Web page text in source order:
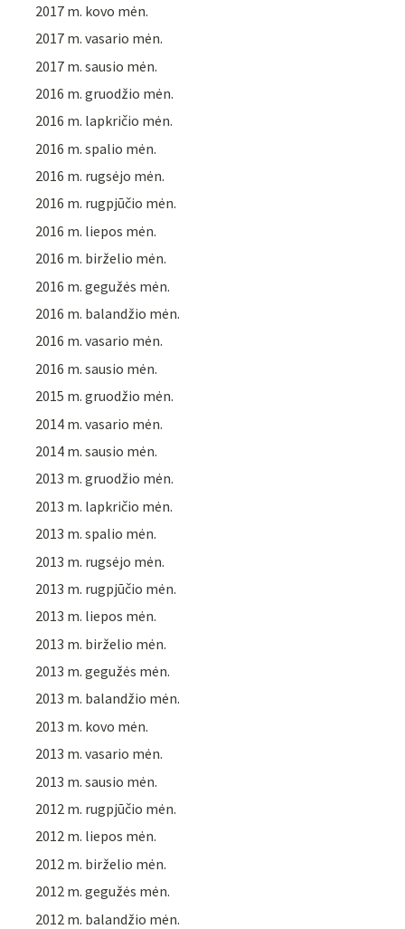
2017 m. kovo mėn.
2017 m. vasario mėn.
2017 m. sausio mėn.
2016 m. gruodžio mėn.
2016 m. lapkričio mėn.
2016 m. spalio mėn.
2016 m. rugsėjo mėn.
2016 m. rugpjūčio mėn.
2016 m. liepos mėn.
2016 m. birželio mėn.
2016 m. gegužės mėn.
2016 m. balandžio mėn.
2016 m. vasario mėn.
2016 m. sausio mėn.
2015 m. gruodžio mėn.
2014 m. vasario mėn.
2014 m. sausio mėn.
2013 m. gruodžio mėn.
2013 m. lapkričio mėn.
2013 m. spalio mėn.
2013 m. rugsėjo mėn.
2013 m. rugpjūčio mėn.
2013 m. liepos mėn.
2013 m. birželio mėn.
2013 m. gegužės mėn.
2013 m. balandžio mėn.
2013 m. kovo mėn.
2013 m. vasario mėn.
2013 m. sausio mėn.
2012 m. rugpjūčio mėn.
2012 m. liepos mėn.
2012 m. birželio mėn.
2012 m. gegužės mėn.
2012 m. balandžio mėn.